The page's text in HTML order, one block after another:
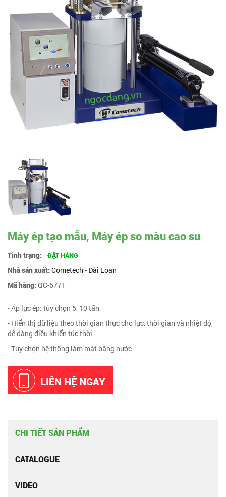
Máy ép tạo mẫu, Máy ép so màu cao su
Tình trạng: ĐẶT HÀNG
Nhà sản xuất:Cometech - Đài Loan
Mã hàng:QC-677T
- Áp lực ép: tùy chọn 5, 10 tấn
- Hiển thị dữ liệu theo thời gian thực cho lực, thời gian và nhiệt độ,
dễ dàng điều khiển tức thời
- Tùy chọn hệ thống làm mát bằng nước
LIÊN HỆ NGAY
CHI TIẾT SẢN PHẨM
CATALOGUE
VIDEO